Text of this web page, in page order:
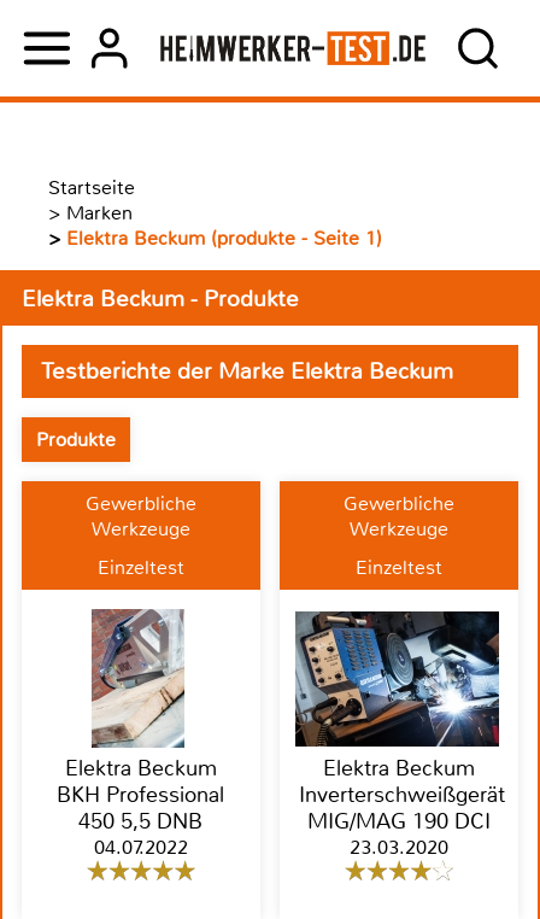
Startseite
> Marken
> Elektra Beckum (produkte - Seite 1)
Elektra Beckum - Produkte
Testberichte der Marke Elektra Beckum
Produkte
Gewerbliche
Werkzeuge
Einzeltest
Elektra Beckum
BKH Professional
450 5,5 DNB
04.07.2022
Gewerbliche
Werkzeuge
Einzeltest
Elektra Beckum
Inverterschweißgerät
MIG/MAG 190 DCI
23.03.2020